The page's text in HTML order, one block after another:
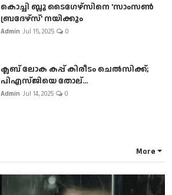
കൊച്ചി ബ്ലൂ ടൈഗേഴ്സിനെ 'സാംസൺ
ബ്രദേഴ്സ്' നയിക്കും
Admin Jul 15, 2025 0
ക്ലബ് ലോക കപ്പ് കിരീടം ചെല്‍സിക്ക്;
പിഎസ്ജിയെ തോല്...
Admin Jul 14, 2025 0
More